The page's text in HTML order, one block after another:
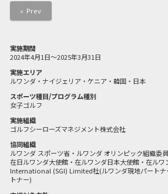
« Prev
実施期間
2024年4月1日～2025年3月31日
実施エリア
ルワンダ・ナイジェリア・ケニア・韓国・日本
スポーツ種目/プログラム種別
女子ゴルフ
実施組織
ゴルフシーローズマネジメント株式会社
協同組織
ルワンダ スポーツ省・ルワンダ オリンピック組織委
在日ルワンダ大使館・在ルワンダ日本大使館・在ル
International (SGI) Limited社(ルワンダ現地パートナ
トナー)